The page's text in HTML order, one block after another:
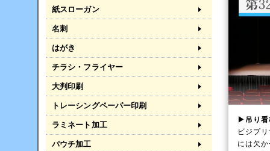
▶吊り
ビジプ
には欠
紙スローガン
名刺
はがき
チラシ・フライヤー
大判印刷
トレーシングペーパー印刷
ラミネート加工
パウチ加工